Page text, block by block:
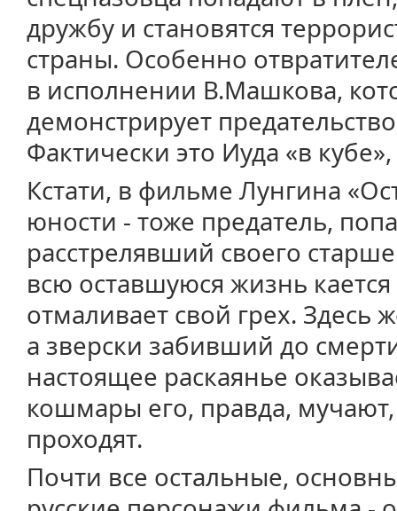
дружбу и становятся
страны. Особенно
в исполнении В.Машкова,
демонстрирует
Фактически это Иуда «в
Кстати, в фильме Лунгина
юности - тоже предатель,
расстрелявший своего
всю оставшуюся жизнь
отмаливает свой грех. Здесь
а зверски забивший до
настоящее раскаянье
кошмары его, правда,
проходят.
Почти все остальные,